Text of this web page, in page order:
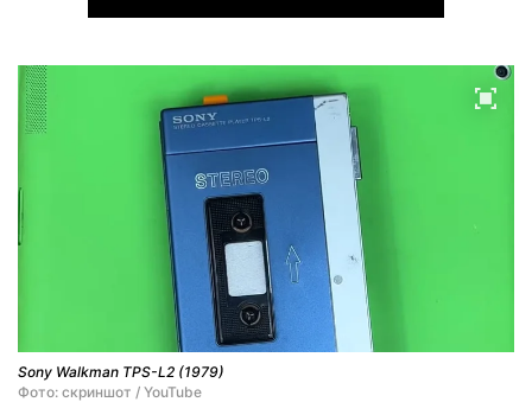
Sony Walkman TPS-L2 (1979)
Фото: скриншот / YouTube